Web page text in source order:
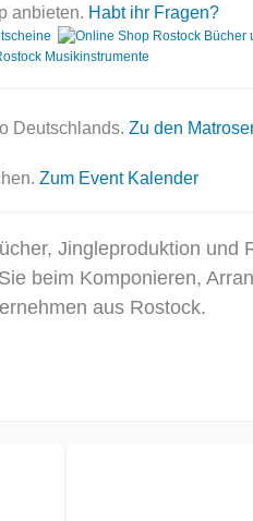
anbieten. Habt ihr Fragen?
Deutschlands. Zu den
Zum Event Kalender
Jingleproduktion und
beim Komponieren,
aus Rostock.